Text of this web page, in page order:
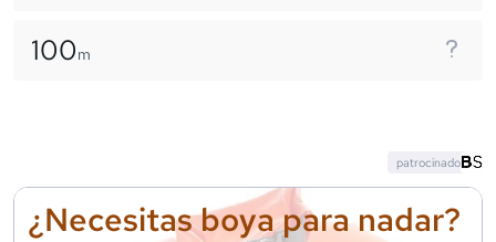
100m
¿Necesitas boya para nadar?
patrocinado